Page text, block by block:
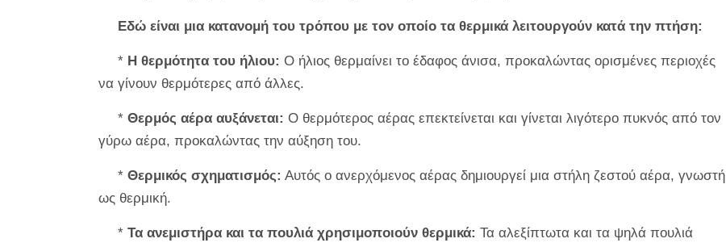
Εδώ είναι μια κατανομή του τρόπου με τον οποίο τα θερμικά λειτουργούν κατά την πτήση:
* Η θερμότητα του ήλιου: Ο ήλιος θερμαίνει το έδαφος άνισα, προκαλώντας ορισμένες περιοχές
να γίνουν θερμότερες από άλλες.
* Θερμός αέρα αυξάνεται: Ο θερμότερος αέρας επεκτείνεται και γίνεται λιγότερο πυκνός από τον
γύρω αέρα, προκαλώντας την αύξηση του.
* Θερμικός σχηματισμός: Αυτός ο ανερχόμενος αέρας δημιουργεί μια στήλη ζεστού αέρα, γνωστή
ως θερμική.
* Τα ανεμιστήρα και τα πουλιά χρησιμοποιούν θερμικά: Τα αλεξίπτωτα και τα ψηλά πουλιά